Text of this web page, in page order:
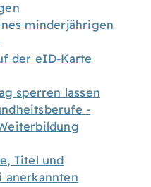
minderjährigen
der eID-Karte
sperren lassen
-
Titel und
anerkannten